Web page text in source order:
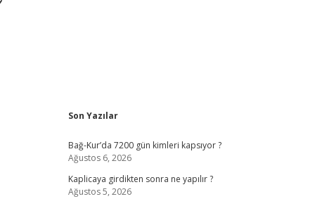
Sidebar
Son Yazılar
Bağ-Kur’da 7200 gün kimleri kapsıyor ?
Ağustos 6, 2026
Kaplicaya girdikten sonra ne yapılır ?
Ağustos 5, 2026